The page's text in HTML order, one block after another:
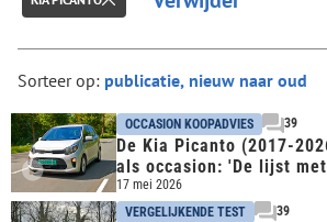
Sorteer op:
OCCASION KOOPADVIES 39
De Kia Picanto (2017-
als occasion: 'De lijst
17 mei 2026
VERGELIJKENDE TEST
39